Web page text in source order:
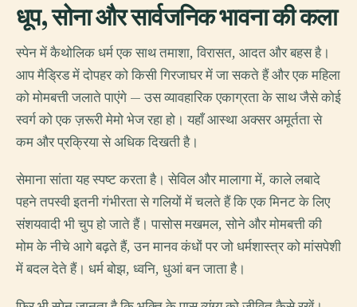
धूप, सोना और सार्वजनिक भावना की कला
स्पेन में कैथोलिक धर्म एक साथ तमाशा, विरासत, आदत और बहस है।
आप मैड्रिड में दोपहर को किसी गिरजाघर में जा सकते हैं और एक महिला
को मोमबत्ती जलाते पाएंगे — उस व्यावहारिक एकाग्रता के साथ जैसे कोई
स्वर्ग को एक ज़रूरी मेमो भेज रहा हो। यहाँ आस्था अक्सर अमूर्तता से
कम और प्रक्रिया से अधिक दिखती है।
सेमाना सांता यह स्पष्ट करता है। सेविल और मालागा में, काले लबादे
पहने तपस्वी इतनी गंभीरता से गलियों में चलते हैं कि एक मिनट के लिए
संशयवादी भी चुप हो जाते हैं। पासोस मखमल, सोने और मोमबत्ती की
मोम के नीचे आगे बढ़ते हैं, उन मानव कंधों पर जो धर्मशास्त्र को मांसपेशी
में बदल देते हैं। धर्म बोझ, ध्वनि, धुआं बन जाता है।